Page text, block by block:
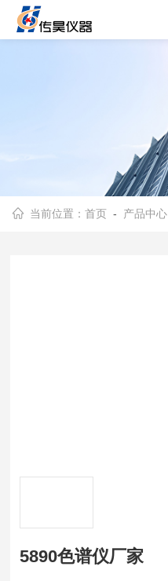
当前位置：首页 - 产品中心
5890色谱仪厂家